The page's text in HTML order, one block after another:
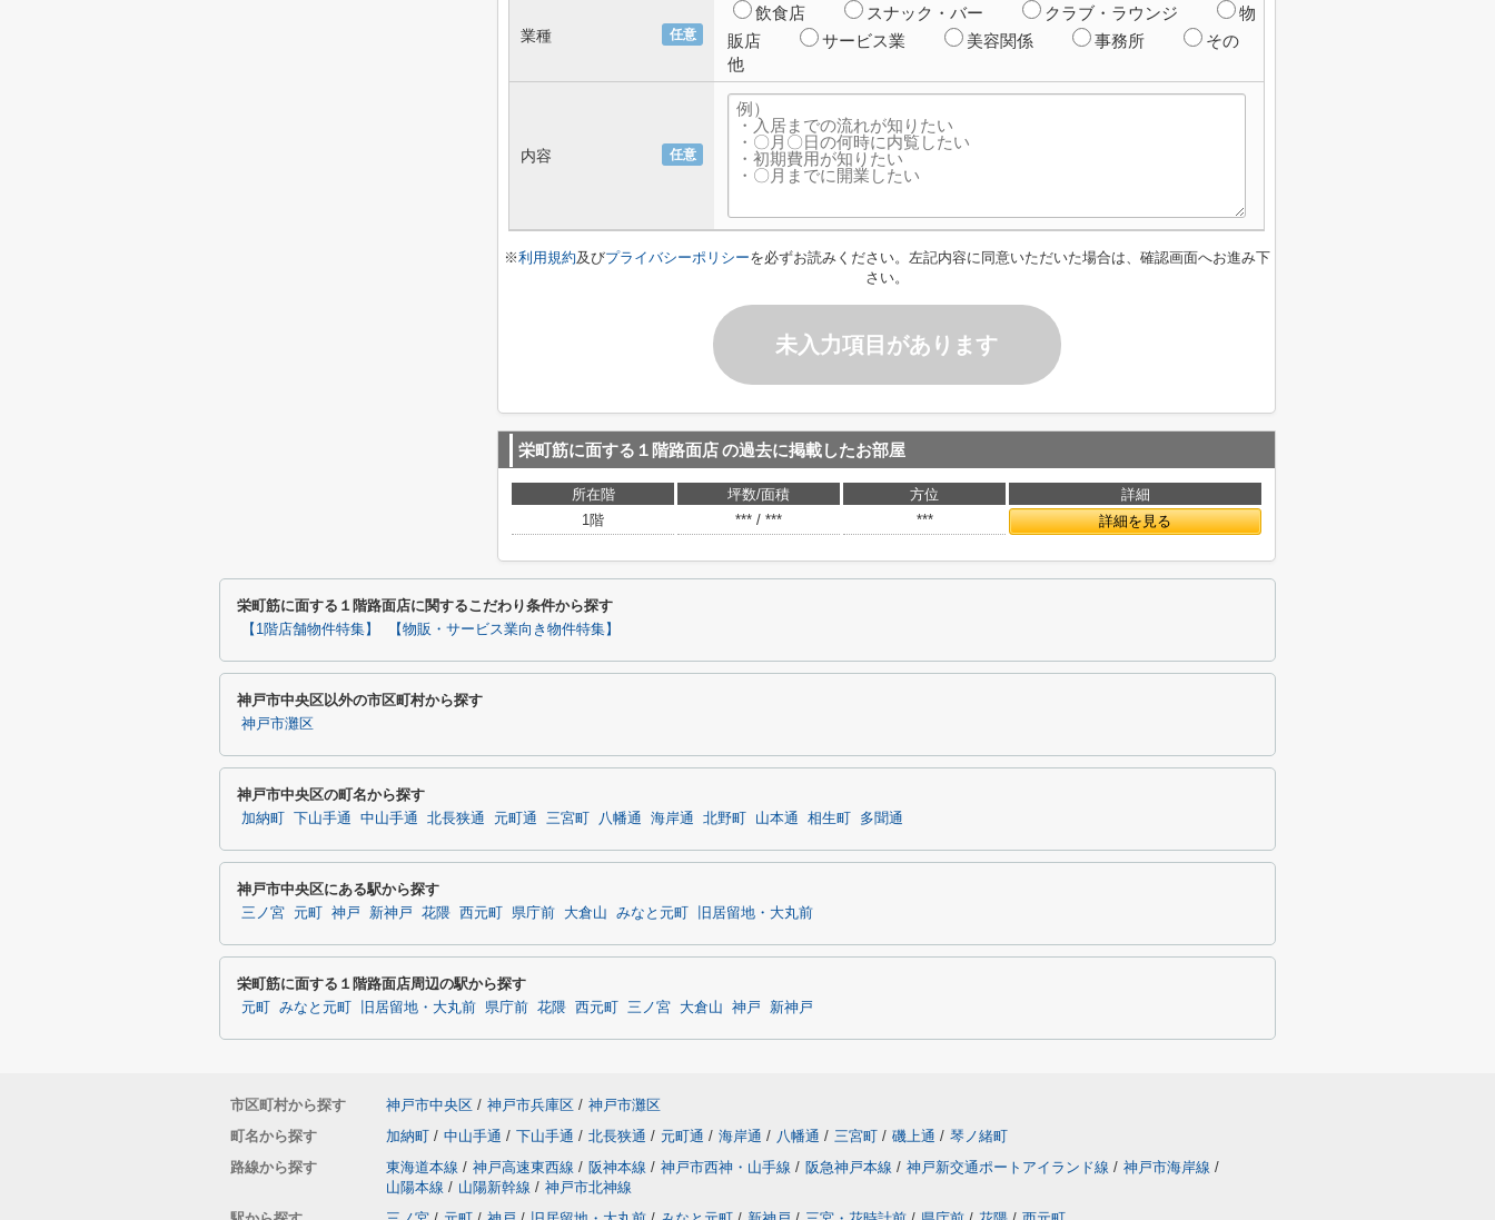
任意
業種
飲食店 スナック・バー クラブ・ラウンジ
物
販店
サービス業 美容関係 事務所
その
他
任意
内容
※利用規約及びプライバシーポリシーを必ずお読みください。左記内容に同意いただいた場合は、確認画面へお進み下
さい。
未入力項目があります
栄町筋に面する１階路面店の過去に掲載したお部屋
所在階 坪数/面積 方位
詳細
1階
*** / *** *** 詳細を見る
栄町筋に面する１階路面店に関するこだわり条件から探す
【1階店舗物件特集】 【物販・サービス業向き物件特集】
神戸市中央区以外の市区町村から探す
神戸市灘区
神戸市中央区の町名から探す
加納町 下山手通 中山手通 北長狭通 元町通 三宮町 八幡通 海岸通 北野町 山本通 相生町 多聞通
神戸市中央区にある駅から探す
三ノ宮 元町 神戸 新神戸 花隈 西元町 県庁前 大倉山 みなと元町 旧居留地・大丸前
栄町筋に面する１階路面店周辺の駅から探す
元町 みなと元町 旧居留地・大丸前 県庁前 花隈 西元町 三ノ宮 大倉山 神戸 新神戸
市区町村から探す 神戸市中央区 / 神戸市兵庫区 / 神戸市灘区
町名から探す
加納町 / 中山手通 / 下山手通 / 北長狭通 / 元町通 / 海岸通 / 八幡通 / 三宮町 / 磯上通 / 琴ノ緒町
路線から探す
東海道本線 / 神戸高速東西線 / 阪神本線 / 神戸市西神・山手線 / 阪急神戸本線 / 神戸新交通ポートアイランド線 / 神戸市海岸線 /
山陽本線 / 山陽新幹線 / 神戸市北神線